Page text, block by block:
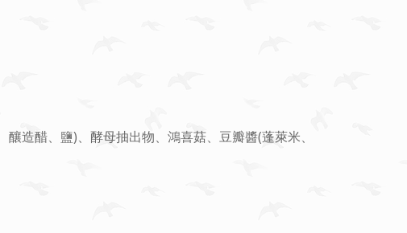
造醋、鹽)、酵母抽出物、鴻喜菇、豆瓣醬(蓬萊米、